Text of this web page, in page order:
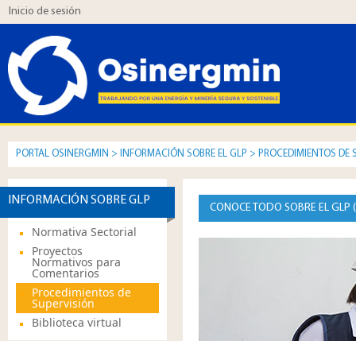
Inicio de sesión
PORTAL OSINERGMIN > INFORMACIÓN SOBRE EL GLP > PROCEDIMIENTOS DE
Normativa Sectorial
Proyectos
Normativos para
Comentarios
Procedimientos de
Supervisión
Biblioteca virtual
CONOCE TODO SOBRE EL